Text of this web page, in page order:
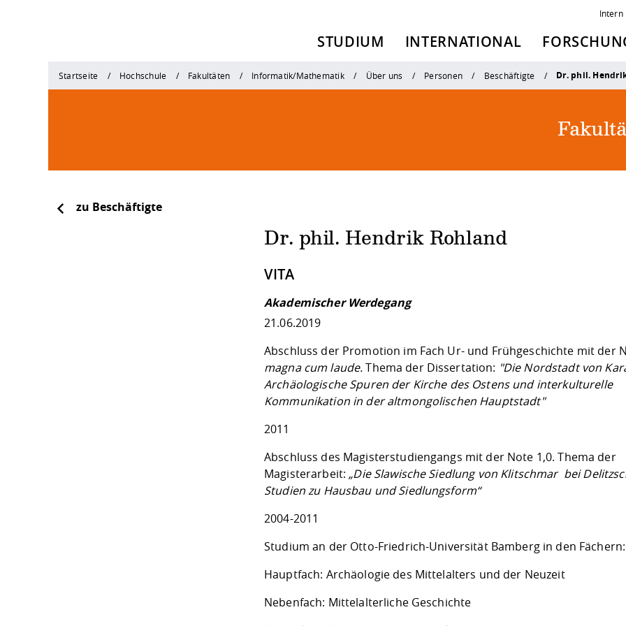
Intern
STUDIUM INTERNATIONAL
Startseite Hochschule Fakultäten Informatik/Mathematik Über uns Personen Beschäftigte Dr. phil.
zu Beschäftigte
Dr. phil. Hendrik Rohland
VITA
Akademischer Werdegang
21.06.2019
Abschluss der Promotion im Fach Ur- und Frühgeschichte mit der
magna cum laude.Thema der Dissertation: "Die Nordstadt von
Archäologische Spuren der Kirche des Ostens und interkulturelle
Kommunikation in der altmongolischen Hauptstadt"
2011
Abschluss des Magisterstudiengangs mit der Note 1,0. Thema der
Magisterarbeit:„Die Slawische Siedlung von Klitschmar bei
Studien zu Hausbau und Siedlungsform“
2004-2011
Studium an der Otto-Friedrich-Universität Bamberg in den Fächern:
Hauptfach: Archäologie des Mittelalters und der Neuzeit
Nebenfach: Mittelalterliche Geschichte